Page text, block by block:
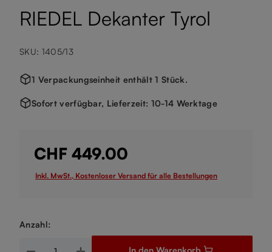
RIEDEL Dekanter Tyrol
SKU: 1405/13
1 Verpackungseinheit enthält 1 Stück.
Sofort verfügbar, Lieferzeit: 10-14 Werktage
CHF 449.00
Inkl. MwSt., Kostenloser Versand für alle Bestellungen
Anzahl:
Produkt Anzahl: Gib den gewünschten Wert ein oder
In den Warenkorb